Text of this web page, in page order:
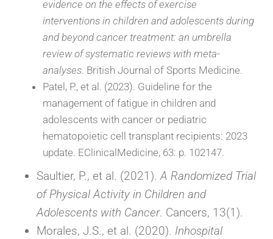
evidence on the effects of exercise
interventions in children and adolescents during
and beyond cancer treatment: an umbrella
review of systematic reviews with meta-
analyses. British Journal of Sports Medicine.
Patel, P., et al. (2023). Guideline for the
management of fatigue in children and
adolescents with cancer or pediatric
hematopoietic cell transplant recipients: 2023
update. EClinicalMedicine, 63: p. 102147.
Saultier, P., et al. (2021).A Randomized Trial
of Physical Activity in Children and
Adolescents with Cancer. Cancers, 13(1).
Morales, J.S., et al. (2020). Inhospital